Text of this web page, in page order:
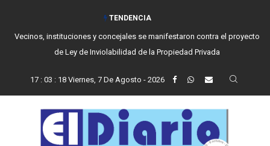
TENDENCIA
Vecinos, instituciones y concejales se manifestaron contra el proyecto
de Ley de Inviolabilidad de la Propiedad Privada
17: 03 : 19 Viernes, 7 De Agosto - 2026